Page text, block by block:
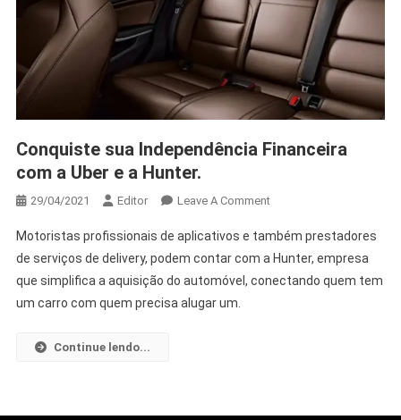
Conquiste sua Independência Financeira
com a Uber e a Hunter.
29/04/2021 Editor Leave A Comment
Motoristas profissionais de aplicativos e também prestadores
de serviços de delivery, podem contar com a Hunter, empresa
que simplifica a aquisição do automóvel, conectando quem tem
um carro com quem precisa alugar um.
Continue lendo...